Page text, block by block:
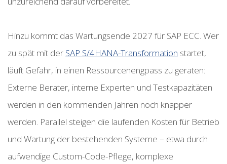
Hinzu kommt das Wartungsende 2027 für SAP ECC. Wer
zu spät mit der SAP S/4HANA-Transformation startet,
läuft Gefahr, in einen Ressourcenengpass zu geraten:
Externe Berater, interne Experten und Testkapazitäten
werden in den kommenden Jahren noch knapper
werden. Parallel steigen die laufenden Kosten für Betrieb
und Wartung der bestehenden Systeme – etwa durch
aufwendige Custom-Code-Pflege, komplexe